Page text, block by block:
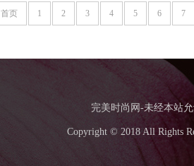
首页 1 2 3 4 5 6 7
完美时尚网-未经本站
Copyright © 2018 All Rights